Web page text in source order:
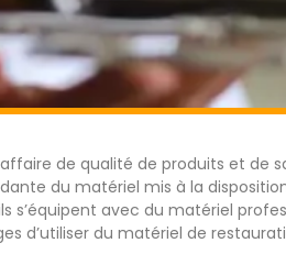
de qualité de produits et de
du matériel mis à la
s’équipent avec du matériel
d’utiliser du matériel de